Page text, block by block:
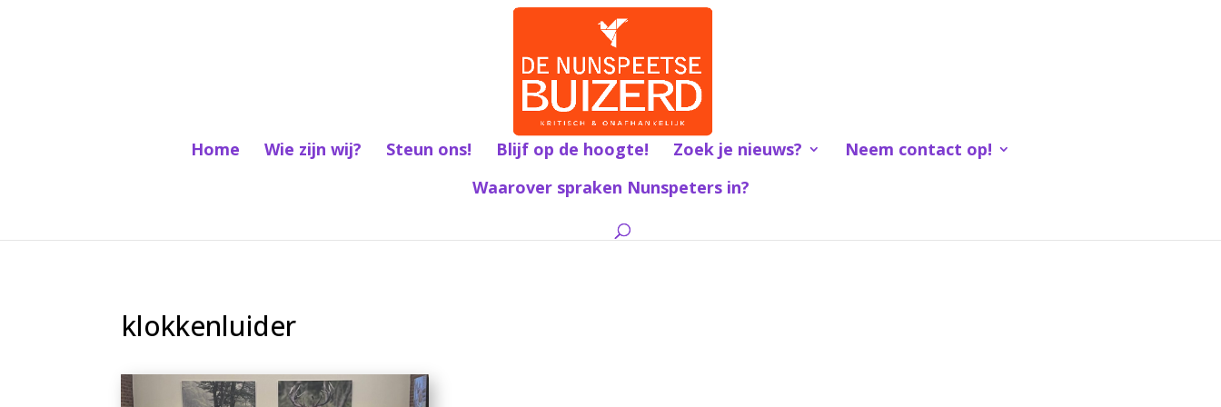
Home Wie zijn wij? Steun ons! Blijf op de hoogte! Zoek je nieuws?
Neem contact op!
Waarover spraken Nunspeters in?
klokkenluider